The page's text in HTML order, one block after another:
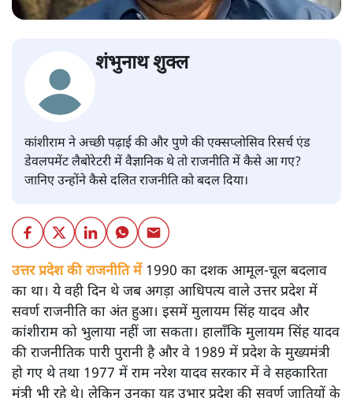
शंभुनाथ शुक्ल
कांशीराम ने अच्छी पढ़ाई की और पुणे की एक्सप्लोसिव रिसर्च एंड
डेवलपमेंट लैबोरेटरी में वैज्ञानिक थे तो राजनीति में कैसे आ गए?
जानिए उन्होंने कैसे दलित राजनीति को बदल दिया।
उत्तर प्रदेश की राजनीति में1990 का दशक आमूल-चूल बदलाव
का था। ये वही दिन थे जब अगड़ा आधिपत्य वाले उत्तर प्रदेश में
सवर्ण राजनीति का अंत हुआ। इसमें मुलायम सिंह यादव और
कांशीराम को भुलाया नहीं जा सकता। हालाँकि मुलायम सिंह यादव
की राजनीतिक पारी पुरानी है और वे 1989 में प्रदेश के मुख्यमंत्री
हो गए थे तथा 1977 में राम नरेश यादव सरकार में वे सहकारिता